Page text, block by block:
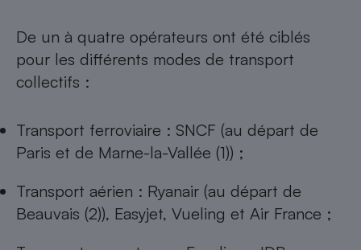
De un à quatre opérateurs ont été ciblés
pour les différents modes de transport
collectifs :
Transport ferroviaire : SNCF (au départ de
Paris et de Marne-la-Vallée (1)) ;
Transport aérien : Ryanair (au départ de
Beauvais (2)), Easyjet, Vueling et Air France ;